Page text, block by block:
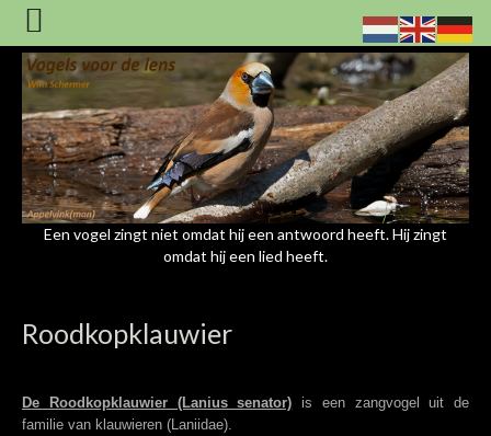
Een vogel zingt niet omdat hij een antwoord heeft. Hij zingt
omdat hij een lied heeft.
Roodkopklauwier
De Roodkopklauwier (Lanius senator) is een zangvogel uit de
familie van klauwieren (Laniidae).